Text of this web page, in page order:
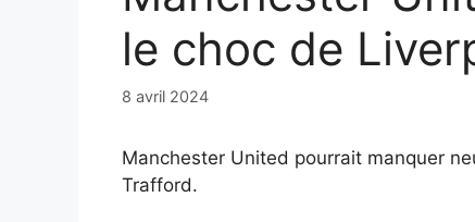
le choc de
8 avril 2024
Manchester United pourrait manquer
Trafford.